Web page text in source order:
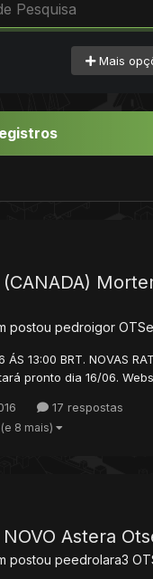
Mais
(CANADA)
postou pedroigor
ÁS 13:00 BRT. NOVAS
pronto dia 16/06.
NENHUM MOTIVO.
CLIENTE PERSON...
17 respostas
(e 8 mais)
NOVO Astera
postou peedrolara3